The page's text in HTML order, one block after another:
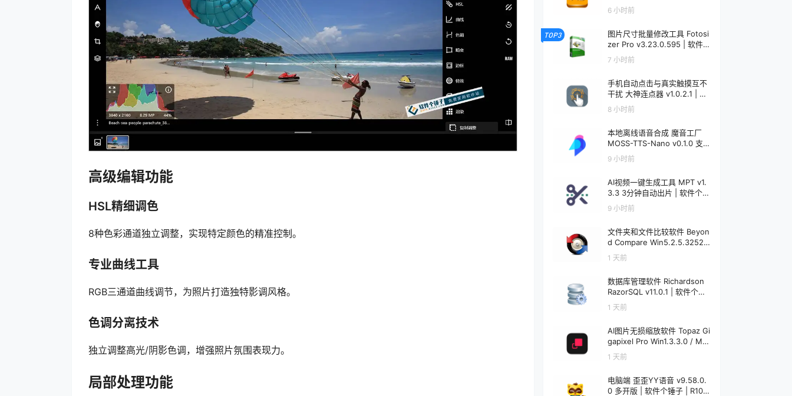
高级编辑功能
HSL精细调色
8种色彩通道独立调整，实现特定颜色的精准控制。
专业曲线工具
RGB三通道曲线调节，为照片打造独特影调风格。
色调分离技术
独立调整高光/阴影色调，增强照片氛围表现力。
局部处理功能
个锤子 | R5092
6 小时前
TOP3
图片尺寸批量修改工具 Fotosi
zer Pro v3.23.0.595 | 软件个
锤子 | R5091
7 小时前
手机自动点击与真实触摸互不
干扰 大神连点器 v1.0.2.1 | 软
件个锤子 | R5090
8 小时前
本地离线语音合成 魔音工厂
MOSS-TTS-Nano v0.1.0 支
持声音克隆 | 软件个锤子 | R5
089
9 小时前
AI视频一键生成工具 MPT v1.
3.3 3分钟自动出片 | 软件个锤
子 | R5088
9 小时前
文件夹和文件比较软件 Beyon
d Compare Win5.2.5.32528
/ Mac5.1.1.31157 | 软件个锤子
| R1599
1 天前
数据库管理软件 Richardson
RazorSQL v11.0.1 | 软件个锤
子 | R1233
1 天前
AI图片无损缩放软件 Topaz Gi
gapixel Pro Win1.3.3.0 / Mac
1.0.0 | 软件个锤子 | R4521
1 天前
电脑端 歪歪YY语音 v9.58.0.
0 多开版 | 软件个锤子 | R108